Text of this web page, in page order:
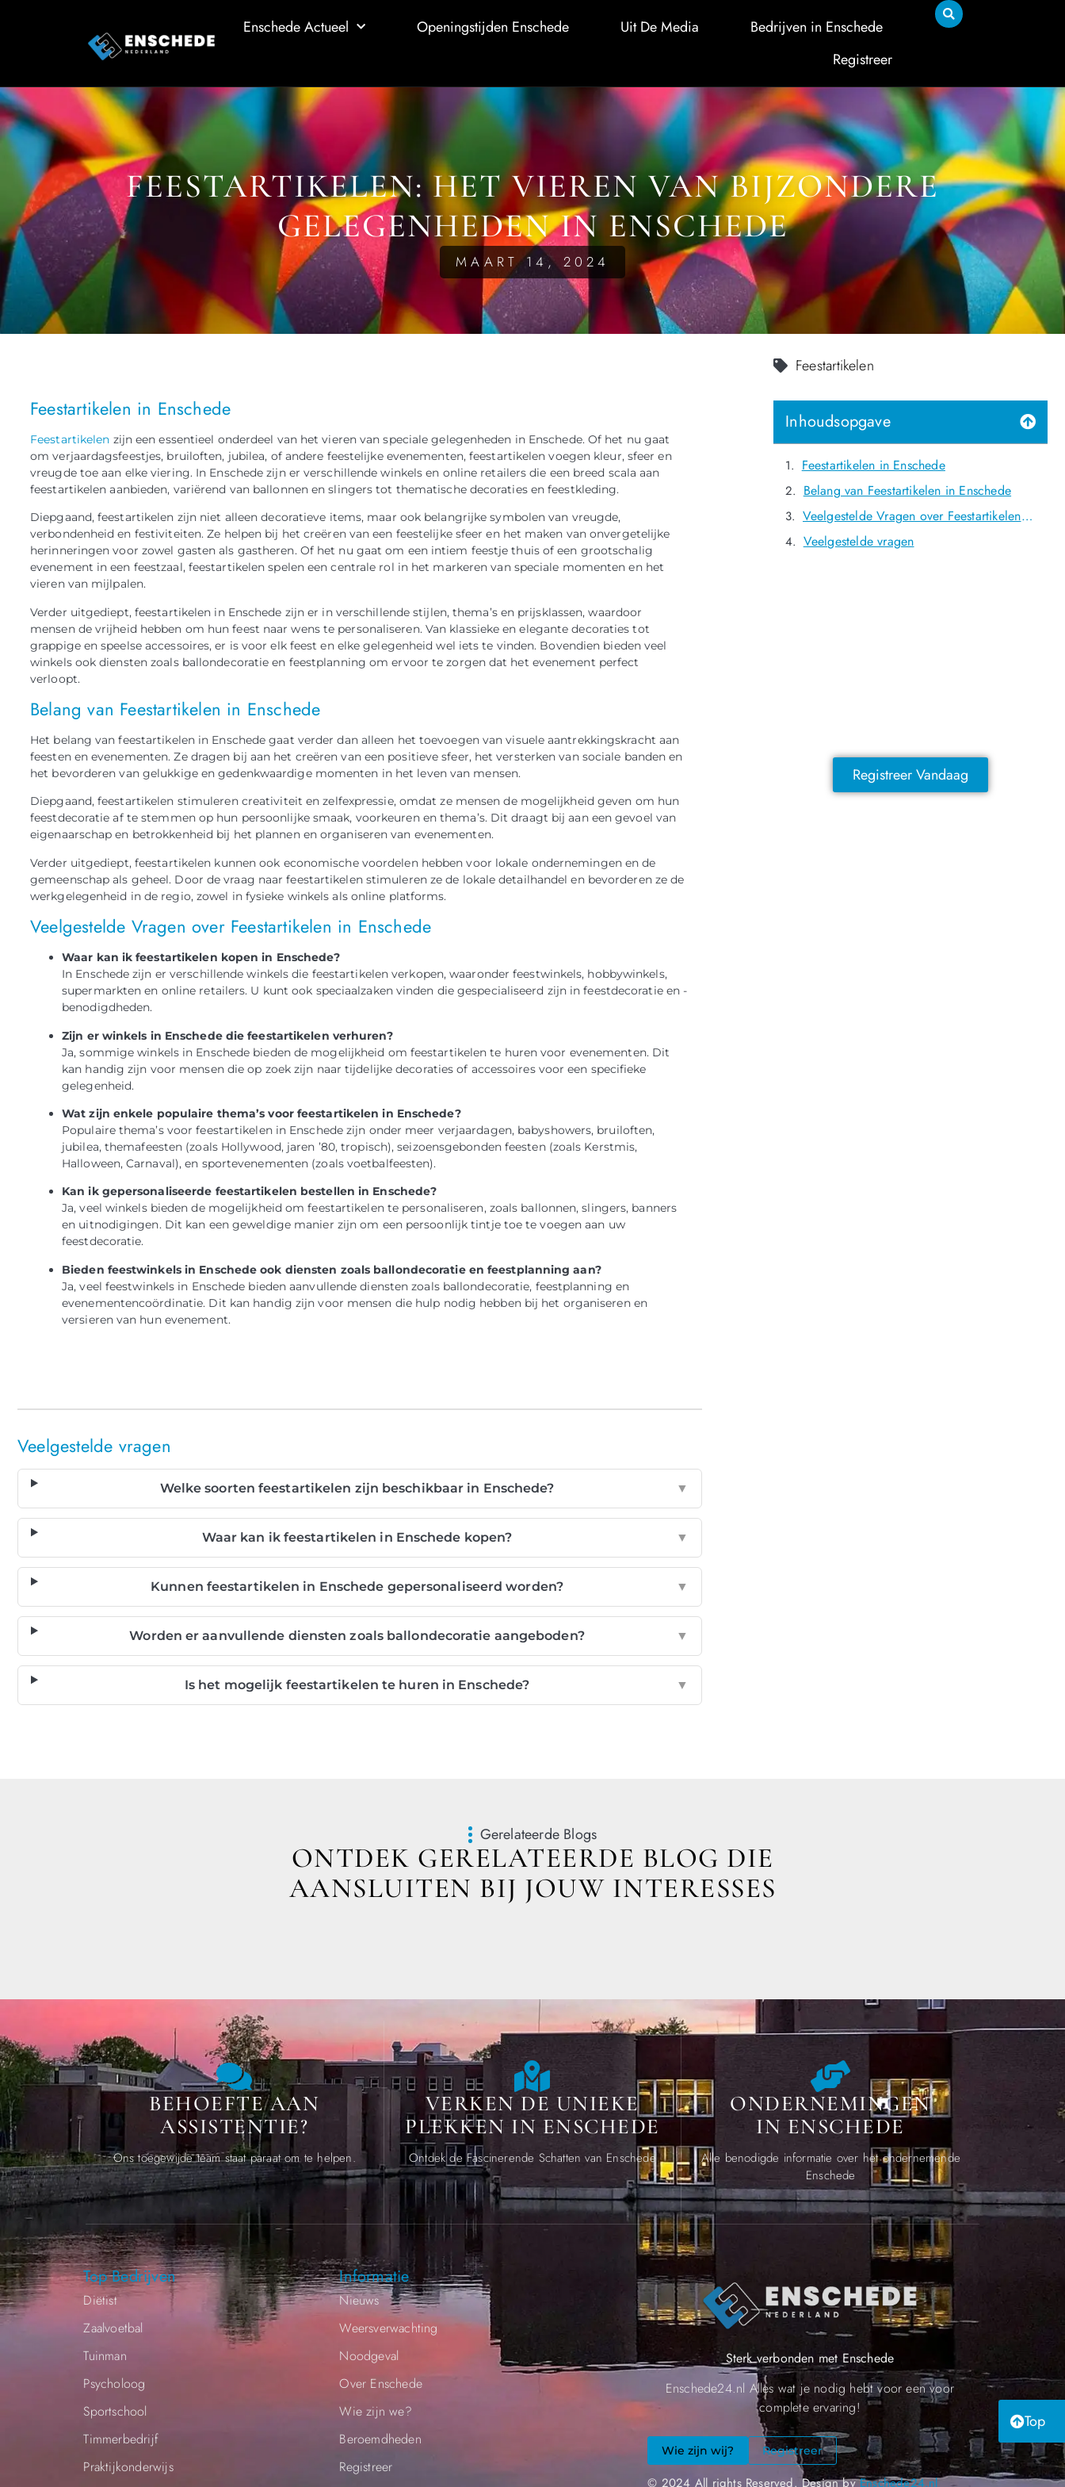
Top
Enschede Actueel Openingstijden Enschede Uit De Media
Bedrijven in Enschede
Registreer
FEESTARTIKELEN: HET VIEREN VAN BIJZONDERE
GELEGENHEDEN IN ENSCHEDE
MAART 14, 2024
Feestartikelen in Enschede
Feestartikelen zijn een essentieel onderdeel van het vieren van speciale gelegenheden in Enschede. Of het nu gaat
om verjaardagsfeestjes, bruiloften, jubilea, of andere feestelijke evenementen, feestartikelen voegen kleur, sfeer en
vreugde toe aan elke viering. In Enschede zijn er verschillende winkels en online retailers die een breed scala aan
feestartikelen aanbieden, variërend van ballonnen en slingers tot thematische decoraties en feestkleding.
Diepgaand, feestartikelen zijn niet alleen decoratieve items, maar ook belangrijke symbolen van vreugde,
verbondenheid en festiviteiten. Ze helpen bij het creëren van een feestelijke sfeer en het maken van onvergetelijke
herinneringen voor zowel gasten als gastheren. Of het nu gaat om een intiem feestje thuis of een grootschalig
evenement in een feestzaal, feestartikelen spelen een centrale rol in het markeren van speciale momenten en het
vieren van mijlpalen.
Verder uitgediept, feestartikelen in Enschede zijn er in verschillende stijlen, thema’s en prijsklassen, waardoor
mensen de vrijheid hebben om hun feest naar wens te personaliseren. Van klassieke en elegante decoraties tot
grappige en speelse accessoires, er is voor elk feest en elke gelegenheid wel iets te vinden. Bovendien bieden veel
winkels ook diensten zoals ballondecoratie en feestplanning om ervoor te zorgen dat het evenement perfect
verloopt.
Belang van Feestartikelen in Enschede
Het belang van feestartikelen in Enschede gaat verder dan alleen het toevoegen van visuele aantrekkingskracht aan
feesten en evenementen. Ze dragen bij aan het creëren van een positieve sfeer, het versterken van sociale banden en
het bevorderen van gelukkige en gedenkwaardige momenten in het leven van mensen.
Diepgaand, feestartikelen stimuleren creativiteit en zelfexpressie, omdat ze mensen de mogelijkheid geven om hun
feestdecoratie af te stemmen op hun persoonlijke smaak, voorkeuren en thema’s. Dit draagt bij aan een gevoel van
eigenaarschap en betrokkenheid bij het plannen en organiseren van evenementen.
Verder uitgediept, feestartikelen kunnen ook economische voordelen hebben voor lokale ondernemingen en de
gemeenschap als geheel. Door de vraag naar feestartikelen stimuleren ze de lokale detailhandel en bevorderen ze de
werkgelegenheid in de regio, zowel in fysieke winkels als online platforms.
Veelgestelde Vragen over Feestartikelen in Enschede
Waar kan ik feestartikelen kopen in Enschede?
In Enschede zijn er verschillende winkels die feestartikelen verkopen, waaronder feestwinkels, hobbywinkels,
supermarkten en online retailers. U kunt ook speciaalzaken vinden die gespecialiseerd zijn in feestdecoratie en -
benodigdheden.
Zijn er winkels in Enschede die feestartikelen verhuren?
Ja, sommige winkels in Enschede bieden de mogelijkheid om feestartikelen te huren voor evenementen. Dit
kan handig zijn voor mensen die op zoek zijn naar tijdelijke decoraties of accessoires voor een specifieke
gelegenheid.
Wat zijn enkele populaire thema’s voor feestartikelen in Enschede?
Populaire thema’s voor feestartikelen in Enschede zijn onder meer verjaardagen, babyshowers, bruiloften,
jubilea, themafeesten (zoals Hollywood, jaren ’80, tropisch), seizoensgebonden feesten (zoals Kerstmis,
Halloween, Carnaval), en sportevenementen (zoals voetbalfeesten).
Kan ik gepersonaliseerde feestartikelen bestellen in Enschede?
Ja, veel winkels bieden de mogelijkheid om feestartikelen te personaliseren, zoals ballonnen, slingers, banners
en uitnodigingen. Dit kan een geweldige manier zijn om een persoonlijk tintje toe te voegen aan uw
feestdecoratie.
Bieden feestwinkels in Enschede ook diensten zoals ballondecoratie en feestplanning aan?
Ja, veel feestwinkels in Enschede bieden aanvullende diensten zoals ballondecoratie, feestplanning en
evenementencoördinatie. Dit kan handig zijn voor mensen die hulp nodig hebben bij het organiseren en
versieren van hun evenement.
Veelgestelde vragen
Welke soorten feestartikelen zijn beschikbaar in Enschede? ▼
Waar kan ik feestartikelen in Enschede kopen? ▼
Kunnen feestartikelen in Enschede gepersonaliseerd worden? ▼
Worden er aanvullende diensten zoals ballondecoratie aangeboden? ▼
Is het mogelijk feestartikelen te huren in Enschede? ▼
Feestartikelen
Inhoudsopgave
Feestartikelen in Enschede
Belang van Feestartikelen in Enschede
Veelgestelde Vragen over Feestartikelen in Enschede
Veelgestelde vragen
Registreer Vandaag
Gerelateerde Blogs
ONTDEK GERELATEERDE BLOG DIE
AANSLUITEN BIJ JOUW INTERESSES
BEHOEFTE AAN
ASSISTENTIE?
Ons toegewijde team staat paraat om te helpen.
VERKEN DE UNIEKE
PLEKKEN IN ENSCHEDE
Ontdek de Fascinerende Schatten van Enschede
ONDERNEMINGEN
IN ENSCHEDE
Alle benodigde informatie over het ondernemende
Enschede
Informatie
Nieuws
Weersverwachting
Noodgeval
Over Enschede
Wie zijn we?
Beroemdheden​
Registreer
Top Bedrijven
Diëtist
Zaalvoetbal
Tuinman
Psycholoog
Sportschool
Timmerbedrijf
Praktijkonderwijs
Sterk verbonden met Enschede
Enschede24.nl Alles wat je nodig hebt voor een voor
complete ervaring!
Wie zijn wij? Registreer
© 2024 All rights Reserved. Design byEnschede24.nl